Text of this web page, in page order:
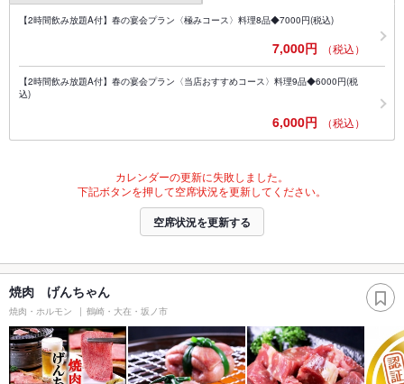
【2時間飲み放題A付】春の宴会プラン〈極みコース〉料理8品◆7000円(税込)
7,000円 （税込）
【2時間飲み放題A付】春の宴会プラン〈当店おすすめコース〉料理9品◆6000円(税
込)
6,000円 （税込）
カレンダーの更新に失敗しました。
下記ボタンを押して空席状況を更新してください。
空席状況を更新する
焼肉 げんちゃん
焼肉・ホルモン 鶴崎・大在・坂ノ市